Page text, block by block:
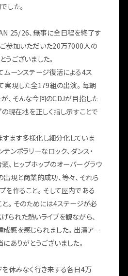
メッセージ 開催概要
した。
25/26、無事に全日程を終了す
参加いただいた20万7000人の
うございました。
ムーンステージ復活による4ス
実現した全179組の出演。毎朝
、そんな今回のCDJが目指した
の現在地を正しく指し示すことで
ます多様化し細分化していま
ンポラリーなロック、ダンス・
、ヒップホップのオーバーグラウ
出現と商業的成功、等々、それら
を作ること。そして屋内である
。そのためには4ステージが必
られた熱いライブを観ながら、
感を感じられました。出演アー
ありがとうございました。
を休みなく行き来する各日4万